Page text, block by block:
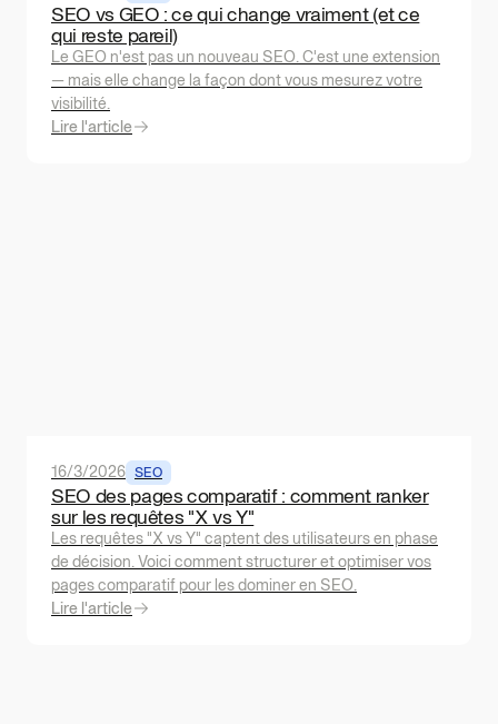
SEO vs GEO : ce qui change vraiment (et ce
qui reste pareil)
Le GEO n'est pas un nouveau SEO. C'est une extension
— mais elle change la façon dont vous mesurez votre
visibilité.
Lire l'article
16/3/2026 SEO
SEO des pages comparatif : comment ranker
sur les requêtes "X vs Y"
Les requêtes "X vs Y" captent des utilisateurs en phase
de décision. Voici comment structurer et optimiser vos
pages comparatif pour les dominer en SEO.
Lire l'article